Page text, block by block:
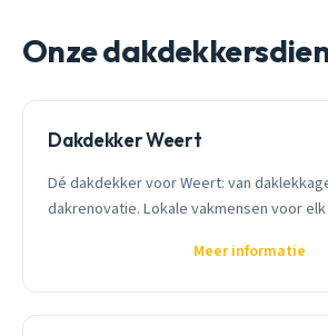
Onze
Dakdekker Weert
Dé dakdekker voor Weert: van
dakrenovatie. Lokale vakmensen voor
Meer informatie